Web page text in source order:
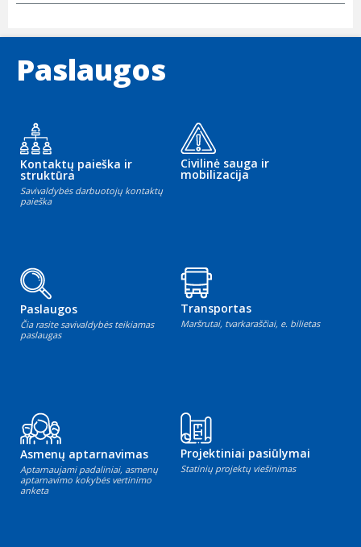
Paslaugos
Kontaktų paieška ir
struktūra
Savivaldybės darbuotojų kontaktų
paieška
Civilinė sauga ir
mobilizacija
Paslaugos
Čia rasite savivaldybės teikiamas
paslaugas
Transportas
Maršrutai, tvarkaraščiai, e. bilietas
Asmenų aptarnavimas
Aptarnaujami padaliniai, asmenų
aptarnavimo kokybės vertinimo
anketa
Projektiniai pasiūlymai
Statinių projektų viešinimas